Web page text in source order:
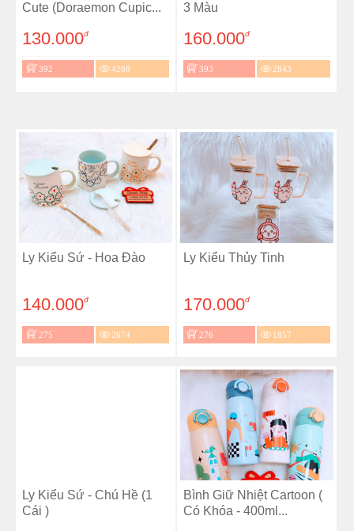
Cute (Doraemon Cupic...
130.000đ
392 4288
3 Màu
160.000đ
393 2843
Ly Kiểu Sứ - Hoa Đào
140.000đ
275 2674
Ly Kiểu Thủy Tinh
170.000đ
276 1857
Ly Kiểu Sứ - Chú Hề (1
Cái )
Bình Giữ Nhiệt Cartoon (
Có Khóa - 400ml...